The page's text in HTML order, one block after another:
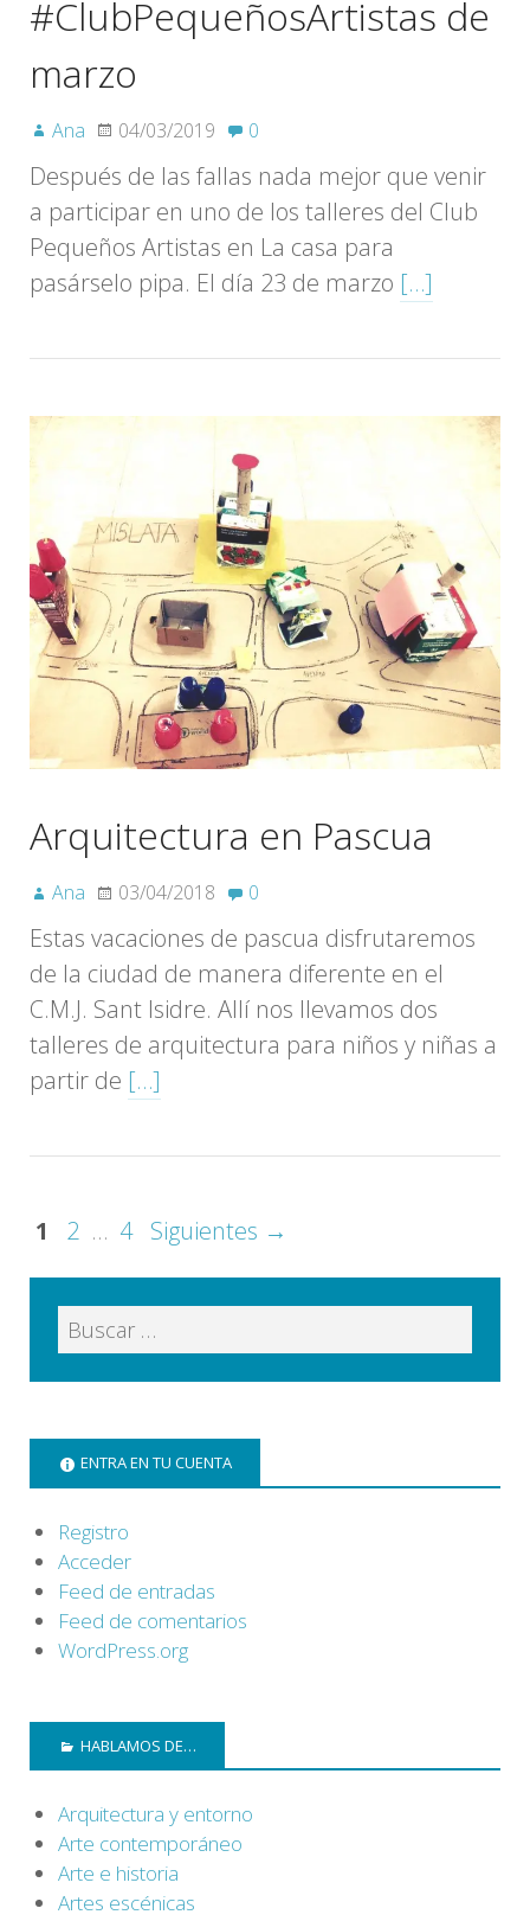
#ClubPequeñosArtistas de
marzo
Ana 04/03/2019 0
Después de las fallas nada mejor que venir
a participar en uno de los talleres del Club
Pequeños Artistas en La casa para
pasárselo pipa. El día 23 de marzo […]
Arquitectura en Pascua
Ana 03/04/2018 0
Estas vacaciones de pascua disfrutaremos
de la ciudad de manera diferente en el
C.M.J. Sant Isidre. Allí nos llevamos dos
talleres de arquitectura para niños y niñas a
partir de […]
1 2 … 4 Siguientes →
ENTRA EN TU CUENTA
Registro
Acceder
Feed de entradas
Feed de comentarios
WordPress.org
HABLAMOS DE…
Arquitectura y entorno
Arte contemporáneo
Arte e historia
Artes escénicas